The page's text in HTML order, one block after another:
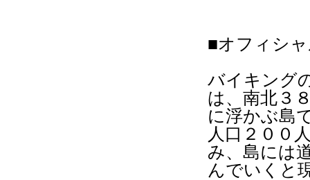
■オフィシ
バイキング
は、南北３
に浮かぶ島
人口２００
み、島には
んでいくと